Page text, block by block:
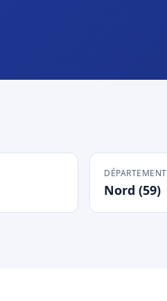
DÉPARTEMENT
Nord (59)